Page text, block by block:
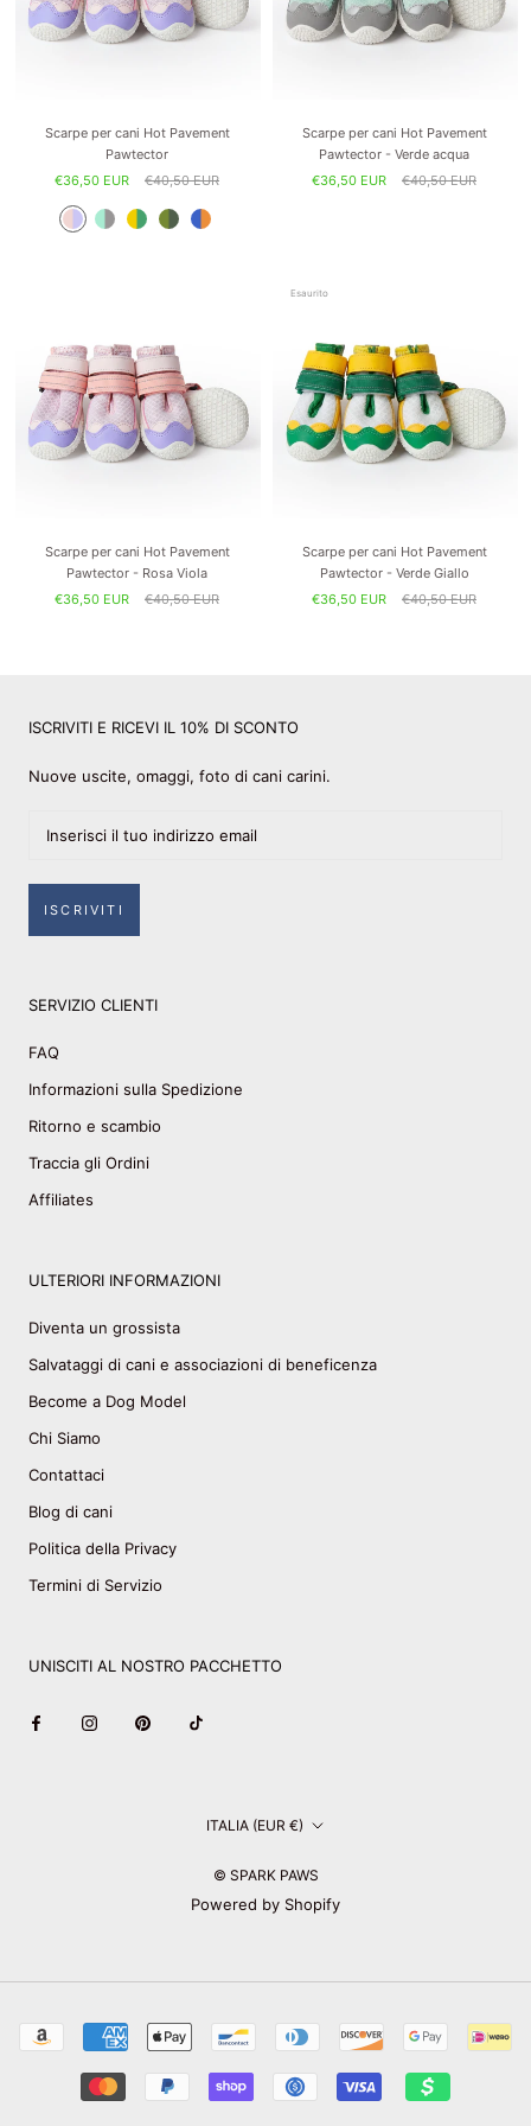
Scarpe per cani Hot Pavement
Pawtector
€36,50 EUR
€40,50 EUR
Scarpe per cani Hot Pavement
Pawtector - Verde acqua
€36,50 EUR
€40,50 EUR
Scarpe per cani Hot Pavement
Pawtector - Rosa Viola
€36,50 EUR
€40,50 EUR
Esaurito
Scarpe per cani Hot Pavement
Pawtector - Verde Giallo
€36,50 EUR
€40,50 EUR
ISCRIVITI E RICEVI IL 10% DI SCONTO
Nuove uscite, omaggi, foto di cani carini.
ISCRIVITI
SERVIZIO CLIENTI
FAQ
Informazioni sulla Spedizione
Ritorno e scambio
Traccia gli Ordini
Affiliates
ULTERIORI INFORMAZIONI
Diventa un grossista
Salvataggi di cani e associazioni di beneficenza
Become a Dog Model
Chi Siamo
Contattaci
Blog di cani
Politica della Privacy
Termini di Servizio
UNISCITI AL NOSTRO PACCHETTO
Paese/AreaITALIA (EUR €)
© SPARK PAWS
Powered by Shopify